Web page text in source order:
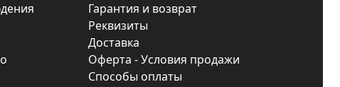
Гарантия и возврат
Реквизиты
Доставка
Оферта - Условия продажи
Способы оплаты